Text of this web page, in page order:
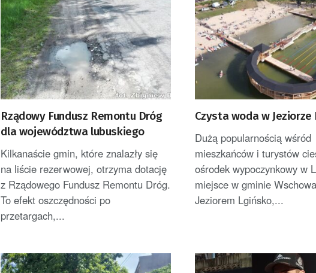
Rządowy Fundusz Remontu Dróg
dla województwa lubuskiego
Kilkanaście gmin, które znalazły się
na liście rezerwowej, otrzyma dotację
z Rządowego Fundusz Remontu Dróg.
To efekt oszczędności po
przetargach,...
Czysta woda w
Dużą popularnością wśród
mieszkańców i turystów
ośrodek wypoczynkowy w
miejsce w gminie
Jeziorem Lgińsko,...